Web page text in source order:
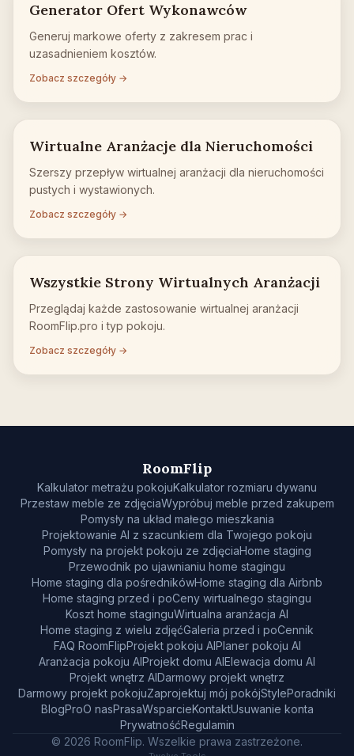
Generator Ofert Wykonawców
Generuj markowe oferty z zakresem prac i
uzasadnieniem kosztów.
Zobacz szczegóły →
Wirtualne Aranżacje dla Nieruchomości
Szerszy przepływ wirtualnej aranżacji dla nieruchomości
pustych i wystawionych.
Zobacz szczegóły →
Wszystkie Strony Wirtualnych Aranżacji
Przeglądaj każde zastosowanie wirtualnej aranżacji
RoomFlip.pro i typ pokoju.
Zobacz szczegóły →
RoomFlip
Kalkulator metrażu pokojuKalkulator rozmiaru dywanu
Przestaw meble ze zdjęciaWypróbuj meble przed zakupem
Pomysły na układ małego mieszkania
Projektowanie AI z szacunkiem dla Twojego pokoju
Pomysły na projekt pokoju ze zdjęciaHome staging
Przewodnik po ujawnianiu home stagingu
Home staging dla pośrednikówHome staging dla Airbnb
Home staging przed i poCeny wirtualnego stagingu
Koszt home staginguWirtualna aranżacja AI
Home staging z wielu zdjęćGaleria przed i poCennik
FAQ RoomFlipProjekt pokoju AIPlaner pokoju AI
Aranżacja pokoju AIProjekt domu AIElewacja domu AI
Projekt wnętrz AIDarmowy projekt wnętrz
Darmowy projekt pokojuZaprojektuj mój pokójStylePoradniki
BlogProO nasPrasaWsparcieKontaktUsuwanie konta
PrywatnośćRegulamin
© 2026 RoomFlip. Wszelkie prawa zastrzeżone.